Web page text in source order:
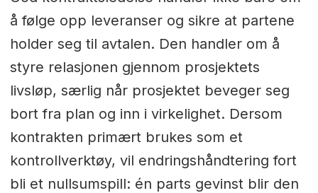
å følge opp leveranser og sikre at partene
holder seg til avtalen. Den handler om å
styre relasjonen gjennom prosjektets
livsløp, særlig når prosjektet beveger seg
bort fra plan og inn i virkelighet. Dersom
kontrakten primært brukes som et
kontrollverktøy, vil endringshåndtering fort
bli et nullsumspill: én parts gevinst blir den